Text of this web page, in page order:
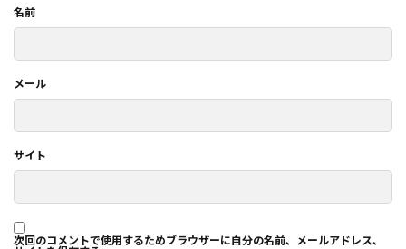
名前
メール
サイト
次回のコメントで使用するためブラウザーに自分の名前、メールアドレス、